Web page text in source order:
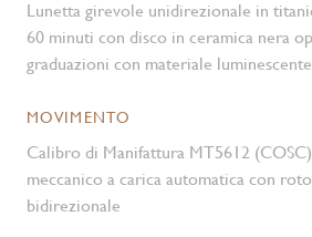
Lunetta girevole unidirezionale in
60 minuti con disco in ceramica nera
graduazioni con materiale
MOVIMENTO
Calibro di Manifattura MT5612
meccanico a carica automatica con
bidirezionale